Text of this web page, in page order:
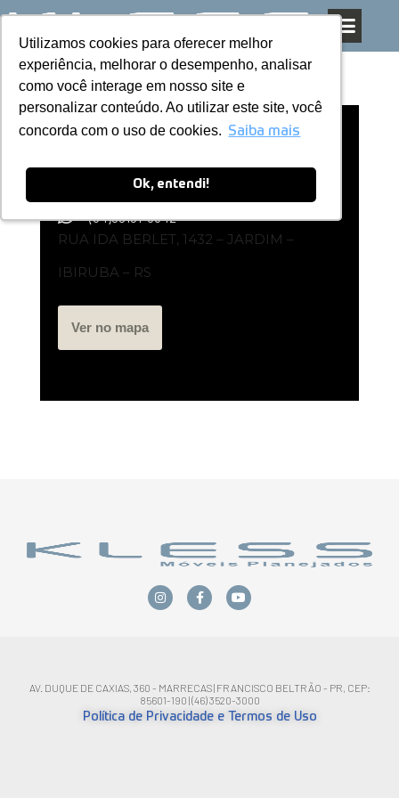
Utilizamos cookies para oferecer melhor
experiência, melhorar o desempenho, analisar
como você interage em nosso site e
personalizar conteúdo. Ao utilizar este site, você
concorda com o uso de cookies. Saiba mais
Ok, entendi!
Utilizamos cookies para oferecer melhor
experiência, melhorar o desempenho, analisar
como você interage em nosso site e
personalizar conteúdo. Ao utilizar este site, você
concorda com o uso de cookies. Saiba mais
Ok, entendi!
Pular
para
o
conteúdo
Loja Exclusiva Kless | Ibiruba – RS
(54)99191-0342
RUA IDA BERLET, 1432 – JARDIM –
IBIRUBA – RS
Ver no mapa
AV. DUQUE DE CAXIAS, 360 - MARRECAS | FRANCISCO BELTRÃO - PR, CEP:
85601-190 | (46) 3520-3000
Política de Privacidade e Termos de Uso